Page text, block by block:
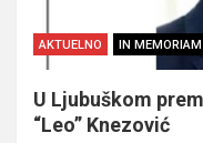
AKTUELNO IN MEMORIAM
U Ljubuškom
“Leo” Knezović